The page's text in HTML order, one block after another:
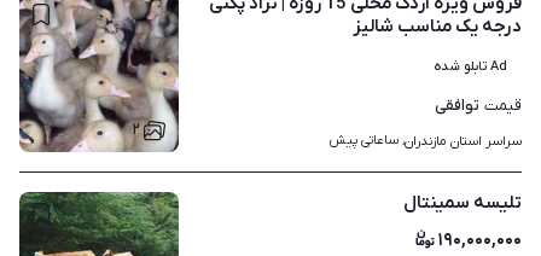
۲
درجه یک مناسب شالیز
Ad تابلو شده
قیمت توافقی
سراسر استان مازندران، ساعاتی پیش
تلیسه سمینتال
۱۹۰,۰۰۰,۰۰۰